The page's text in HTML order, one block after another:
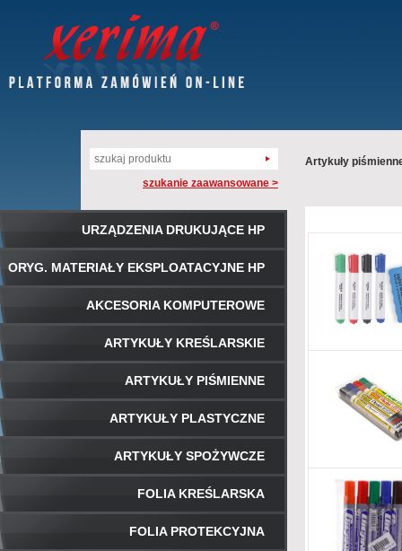
szukanie zaawansowane >
URZĄDZENIA DRUKUJĄCE HP
ORYG. MATERIAŁY EKSPLOATACYJNE HP
AKCESORIA KOMPUTEROWE
ARTYKUŁY KREŚLARSKIE
ARTYKUŁY PIŚMIENNE
ARTYKUŁY PLASTYCZNE
ARTYKUŁY SPOŻYWCZE
FOLIA KREŚLARSKA
FOLIA PROTEKCYJNA
Artykuły